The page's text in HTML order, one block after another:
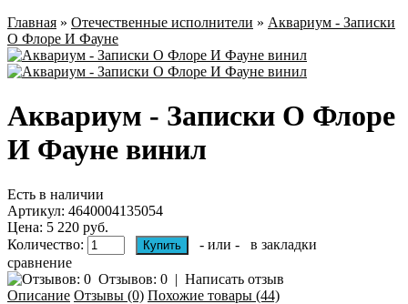
Главная » Отечественные исполнители » Аквариум - Записки
О Флоре И Фауне
Аквариум - Записки О Флоре
И Фауне винил
Есть в наличии
Артикул: 4640004135054
Цена: 5 220 руб.
Количество:
- или -
в закладки
сравнение
Отзывов: 0 | Написать отзыв
Описание Отзывы (0) Похожие товары (44)